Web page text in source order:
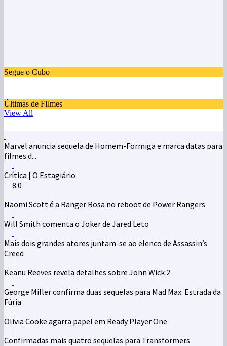
Segue o Cubo
Últimas de FIlmes
View All
Marvel anuncia sequela de Homem-Formiga e marca datas para
filmes d...
Crítica | O Estagiário
8.0
Naomi Scott é a Ranger Rosa no reboot de Power Rangers
Will Smith comenta o Joker de Jared Leto
Mais dois grandes atores juntam-se ao elenco de Assassin’s
Creed
Keanu Reeves revela detalhes sobre John Wick 2
George Miller confirma duas sequelas para Mad Max: Estrada da
Fúria
Olivia Cooke agarra papel em Ready Player One
Confirmadas mais quatro sequelas para Transformers